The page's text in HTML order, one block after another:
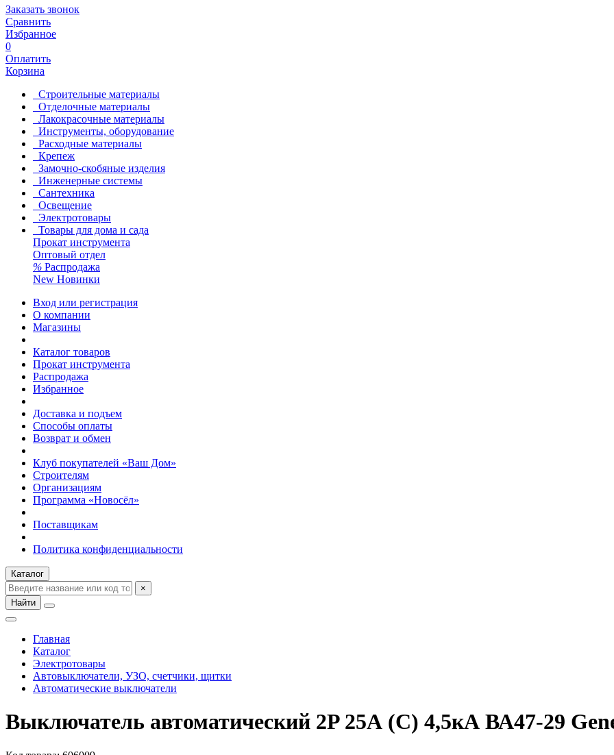
Заказать звонок
Сравнить
Избранное
0
Оплатить
Корзина
Строительные материалы
Отделочные материалы
Лакокрасочные материалы
Инструменты, оборудование
Расходные материалы
Крепеж
Замочно-скобяные изделия
Инженерные системы
Сантехника
Освещение
Электротовары
Товары для дома и сада
Прокат инструмента
Оптовый отдел
% Распродажа
New Новинки
Вход или регистрация
О компании
Магазины
Каталог товаров
Прокат инструмента
Распродажа
Избранное
Доставка и подъем
Способы оплаты
Возврат и обмен
Клуб покупателей «Ваш Дом»
Строителям
Организациям
Программа «Новосёл»
Поставщикам
Политика конфиденциальности
Каталог
×
Найти
Главная
Каталог
Электротовары
Автовыключатели, УЗО, счетчики, щитки
Автоматические выключатели
Выключатель автоматический 2P 25А (C) 4,5кА ВА47-29